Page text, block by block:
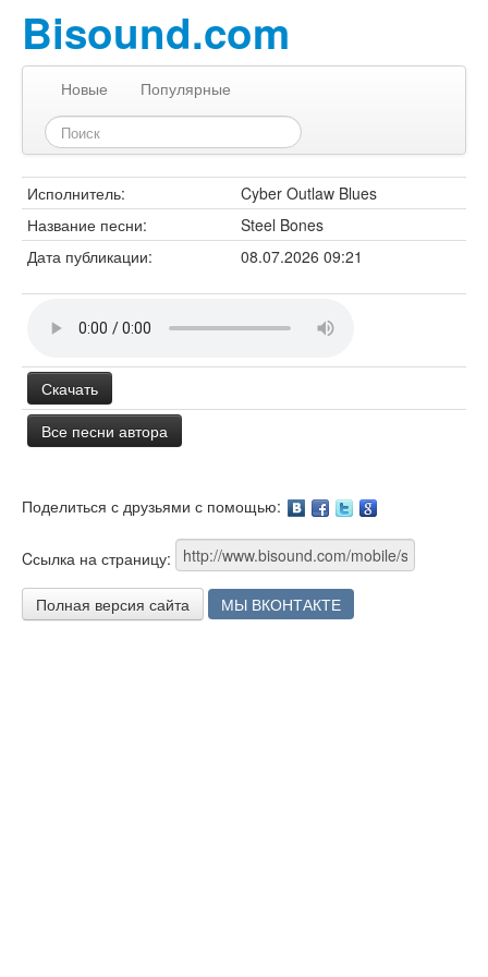
Bisound.com
Новые Популярные
Исполнитель:
Cyber Outlaw Blues
Название песни:
Steel Bones
Дата публикации:
08.07.2026 09:21
Скачать
Все песни автора
Поделиться с друзьями с помощью:
Cсылка на страницу:
Полная версия сайта МЫ ВКОНТАКТЕ